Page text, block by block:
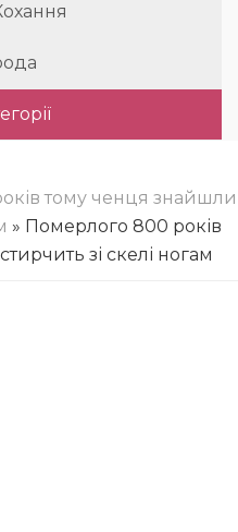
тому ченця знайшли
» Померлого 800 років
зі скелі ногам